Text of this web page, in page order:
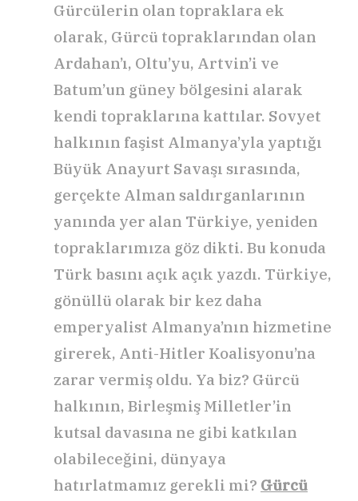
Gürcülerin olan topraklara ek
olarak, Gürcü topraklarından olan
Ardahan’ı, Oltu’yu, Artvin’i ve
Batum’un güney bölgesini alarak
kendi topraklarına kattılar. Sovyet
halkının faşist Almanya’yla yaptığı
Büyük Anayurt Savaşı sırasında,
gerçekte Alman saldırganlarının
yanında yer alan Türkiye, yeniden
topraklarımıza göz dikti. Bu konuda
Türk basını açık açık yazdı. Türkiye,
gönüllü olarak bir kez daha
emperyalist Almanya’nın hizmetine
girerek, Anti-Hitler Koalisyonu’na
zarar vermiş oldu. Ya biz? Gürcü
halkının, Birleşmiş Milletler’in
kutsal davasına ne gibi katkılan
olabileceğini, dünyaya
hatırlatmamız gerekli mi? Gürcü